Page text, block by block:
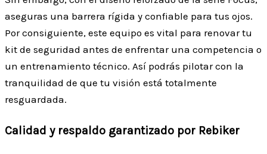
aseguras una barrera rígida y confiable para tus ojos.
Por consiguiente, este equipo es vital para renovar tu
kit de seguridad antes de enfrentar una competencia o
un entrenamiento técnico. Así podrás pilotar con la
tranquilidad de que tu visión está totalmente
resguardada.
Calidad y respaldo garantizado por Rebiker